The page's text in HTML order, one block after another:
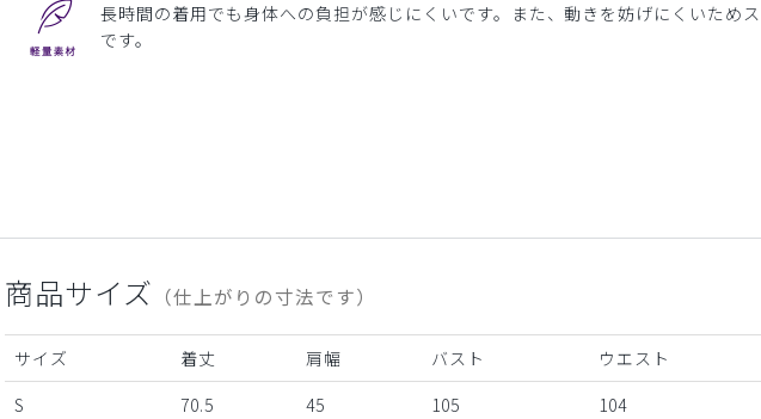
長時間の着用でも身体への負担が感じにくいです。また、動きを妨げにくいため
です。
商品サイズ （仕上がりの寸法です）
サイズ 着丈 肩幅 バスト ウエスト
S
70.5 45 105 104